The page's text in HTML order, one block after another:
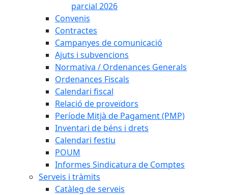
parcial 2026
Convenis
Contractes
Campanyes de comunicació
Ajuts i subvencions
Normativa / Ordenances Generals
Ordenances Fiscals
Calendari fiscal
Relació de proveïdors
Període Mitjà de Pagament (PMP)
Inventari de béns i drets
Calendari festiu
POUM
Informes Sindicatura de Comptes
Serveis i tràmits
Catàleg de serveis